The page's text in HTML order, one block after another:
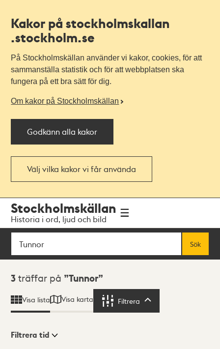
Kakor på stockholmskallan
.stockholm.se
På Stockholmskällan använder vi kakor, cookies, för att
sammanställa statistik och för att webbplatsen ska
fungera på ett bra sätt för dig.
Om kakor på Stockholmskällan
Godkänn alla kakor
Välj vilka kakor vi får använda
navigationen
huvudinnehållet
Stockholmskällan
Historia i ord, ljud och bild
Sök
Sök
Sökresultat
3 träffar på Tunnor
Visa lista Visa karta Filtrera
Filtrera tid